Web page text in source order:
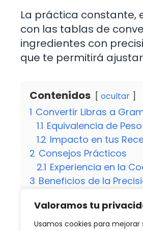
Valoramos tu
Usamos cookies para mejorar
La práctica constante,
con las tablas de
ingredientes con
que te permitirá
Contenidos ocultar
1 Convertir Libras a
1.1 Equivalencia de Peso
1.2 Impacto en tus
2 Consejos Prácticos
2.1 Experiencia en la
3 Beneficios de la
4.1 ¿Por qué es
4.2 ¿Existen tablas de